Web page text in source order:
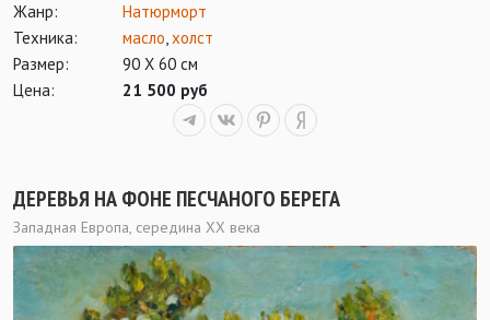
Жанр:
Натюрморт
Техника:
масло,холст
Размер:
90 Х 60 см
Цена:
21 500 руб
ДЕРЕВЬЯ НА ФОНЕ ПЕСЧАНОГО БЕРЕГА
Западная Европа, середина ХХ века